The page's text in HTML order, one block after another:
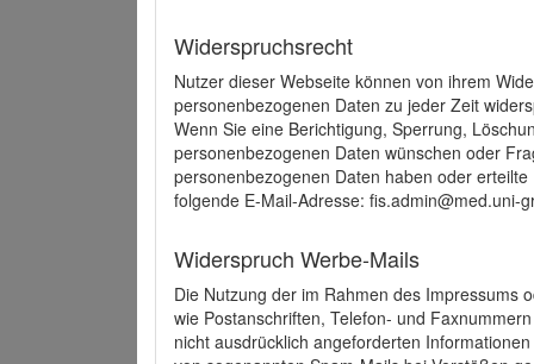
Widerspruchsrecht
Nutzer dieser Webseite können von ihrem
personenbezogenen Daten zu jeder Zeit
Wenn Sie eine Berichtigung, Sperrung,
personenbezogenen Daten wünschen oder
personenbezogenen Daten haben oder
folgende E-Mail-Adresse: fis.admin@med.uni-
Widerspruch Werbe-Mails
Die Nutzung der im Rahmen des Impressums
wie Postanschriften, Telefon- und
nicht ausdrücklich angeforderten